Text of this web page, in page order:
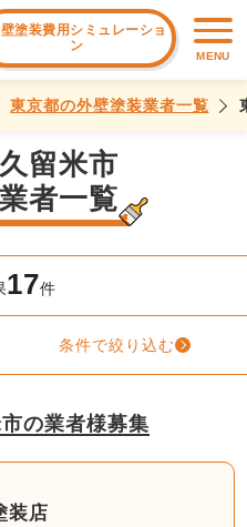
塗装費用シミュレーショ
ン
MENU
東京都の外壁塗装業者一覧
留米市
者一覧
17件
条件で絞り込む
の業者様募集
装店